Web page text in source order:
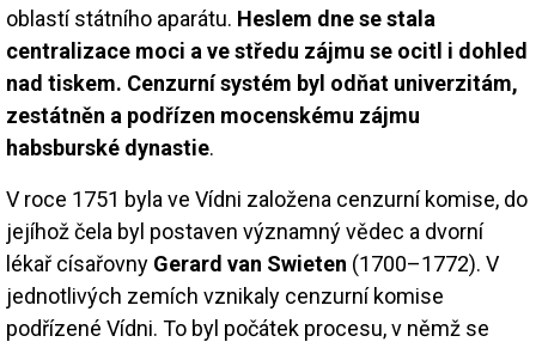
oblastí státního aparátu. Heslem dne se stala
centralizace moci a ve středu zájmu se ocitl i dohled
nad tiskem. Cenzurní systém byl odňat univerzitám,
zestátněn a podřízen mocenskému zájmu
habsburské dynastie.
V roce 1751 byla ve Vídni založena cenzurní komise, do
jejíhož čela byl postaven významný vědec a dvorní
lékař císařovny Gerard van Swieten (1700–1772). V
jednotlivých zemích vznikaly cenzurní komise
podřízené Vídni. To byl počátek procesu, v němž se